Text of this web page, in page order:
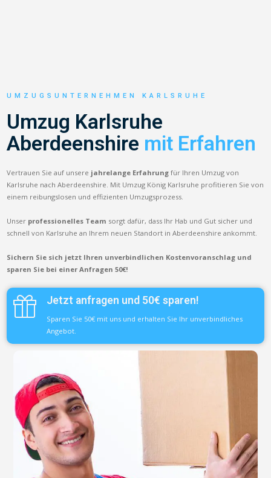
UMZUGSUNTERNEHMEN KARLSRUHE
Umzug Karlsruhe
Aberdeenshire mit Erfahren
Vertrauen Sie auf unsere jahrelange Erfahrung für Ihren Umzug von
Karlsruhe nach Aberdeenshire. Mit Umzug König Karlsruhe profitieren Sie von
einem reibungslosen und effizienten Umzugsprozess.
Unser professionelles Team sorgt dafür, dass Ihr Hab und Gut sicher und
schnell von Karlsruhe an Ihrem neuen Standort in Aberdeenshire ankommt.
Sichern Sie sich jetzt Ihren unverbindlichen Kostenvoranschlag und
sparen Sie bei einer Anfragen 50€!
Jetzt anfragen und 50€ sparen!
Sparen Sie 50€ mit uns und erhalten Sie Ihr unverbindliches
Angebot.